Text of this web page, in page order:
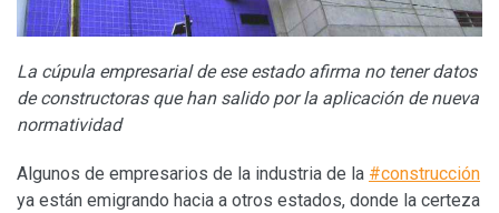
La cúpula empresarial de ese estado afirma no tener datos
de constructoras que han salido por la aplicación de nueva
normatividad
Algunos de empresarios de la industria de la #construcción
ya están emigrando hacia a otros estados, donde la certeza